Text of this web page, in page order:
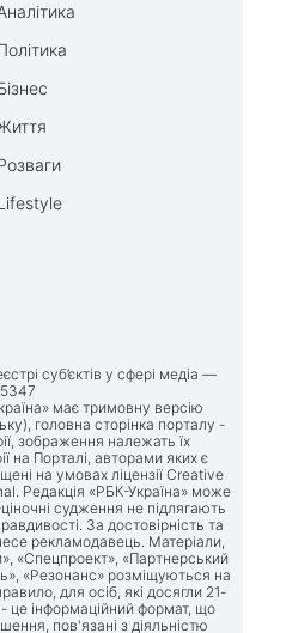
суб’єктів у сфері медіа —
має тримовну версію
головна сторінка порталу -
зображення належать їх
на Порталі, авторами яких є
на умовах ліцензії Creative
Редакція «РБК-Україна» може
судження не підлягають
За достовірність та
рекламодавець. Матеріали,
«Спецпроект», «Партнерський
«Резонанс» розміщуються на
для осіб, які досягли 21-
- це інформаційний формат, що
пов'язані з діяльністю